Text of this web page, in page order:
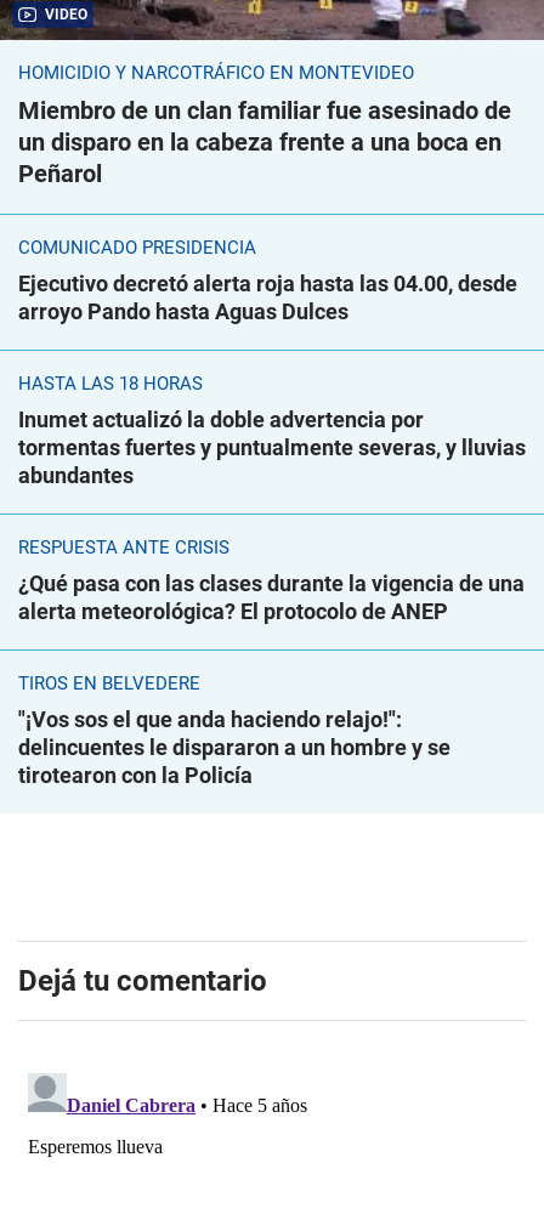
VIDEO
HOMICIDIO Y NARCOTRÁFICO EN MONTEVIDEO
Miembro de un clan familiar fue asesinado de
un disparo en la cabeza frente a una boca en
Peñarol
COMUNICADO PRESIDENCIA
Ejecutivo decretó alerta roja hasta las 04.00, desde
arroyo Pando hasta Aguas Dulces
HASTA LAS 18 HORAS
Inumet actualizó la doble advertencia por
tormentas fuertes y puntualmente severas, y lluvias
abundantes
RESPUESTA ANTE CRISIS
¿Qué pasa con las clases durante la vigencia de una
alerta meteorológica? El protocolo de ANEP
TIROS EN BELVEDERE
"¡Vos sos el que anda haciendo relajo!":
delincuentes le dispararon a un hombre y se
tirotearon con la Policía
Dejá tu comentario